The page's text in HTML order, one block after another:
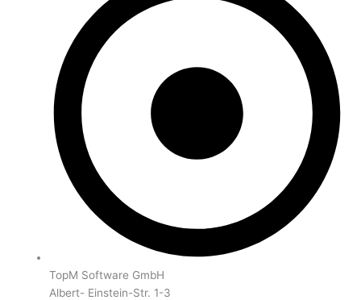
TopM Software GmbH
Albert- Einstein-Str. 1-3